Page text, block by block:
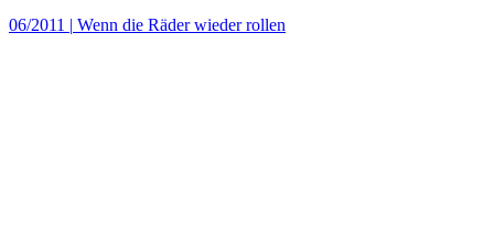
06/2011 | Wenn die Räder wieder rollen